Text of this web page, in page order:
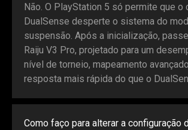
Não. O PlayStation 5 só permite que o
DualSense desperte o sistema do
suspensão. Após a inicialização,
Raiju V3 Pro, projetado para um
nível de torneio, mapeamento
resposta mais rápida do que o
Como faço para alterar a configuração